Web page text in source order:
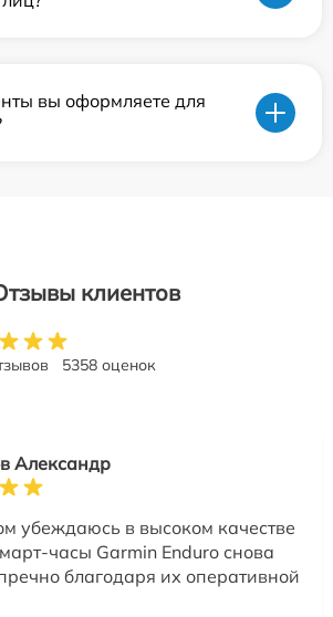
вы оформляете для
клиентов
5358 оценок
Александр
убеждаюсь в высоком качестве
часы Garmin Enduro снова
благодаря их оперативной